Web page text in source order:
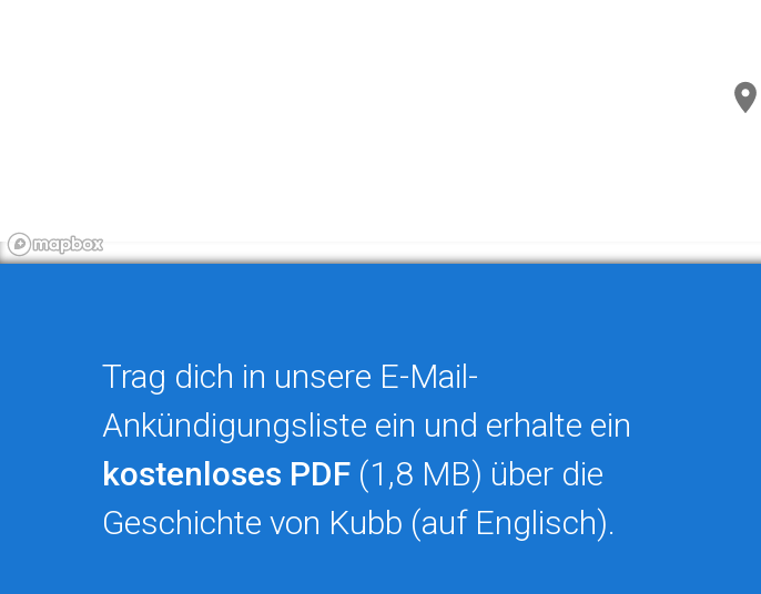
Trag dich in unsere E-Mail-
Ankündigungsliste ein und erhalte ein
kostenloses PDF (1,8 MB) über die
Geschichte von Kubb (auf Englisch).